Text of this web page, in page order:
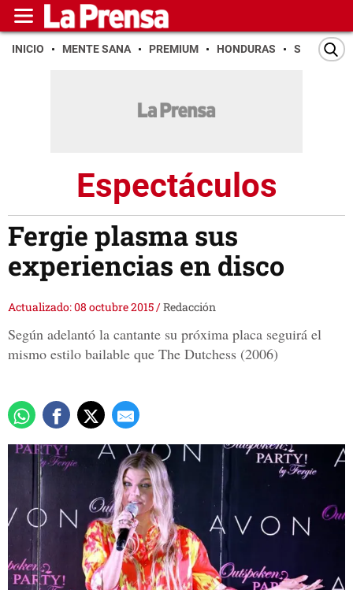
INICIO MENTE SANA PREMIUM HONDURAS SAN PEDRO
Espectáculos
Fergie plasma sus
experiencias en disco
Actualizado: 08 octubre 2015/Redacción
Según adelantó la cantante su próxima placa seguirá el
mismo estilo bailable que The Dutchess (2006)